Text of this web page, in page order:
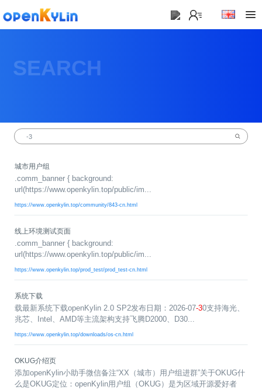
>
>
统
下
镜
像
站
用
像
下
载
>
>
关
于
区
社
介
社
区
交
流
社
区
架
构
字
板
行
为
>
社
区
会
社
区
会
员
高
校
区
L
A
签
S
G
中
心
S
G
介
绍
>
用
户
组
>
动
态
>
动
态
动
态
社
区
月
刊
活
动
历
>
活
会
员
沙
龙
高
校
龙
发
者
大
大
研
究
大
麒
麟
杯
>
交
流
区
论
坛
>
大
会
>
学
习
>
学
在
线
课
程
文
档
心
人
认
证
区
才
认
证
>
开
规
开
发
打
规
范
>
平
台
件
包
编
>
源
码
支
>
支
持
容
适
配
>
协
议
SEARCH
城市用户组
.comm_banner { background:
url(https://www.openkylin.top/public/im...
https://www.openkylin.top/community/843-cn.html
线上环境测试页面
.comm_banner { background:
url(https://www.openkylin.top/public/im...
https://www.openkylin.top/prod_test/prod_test-cn.html
系统下载
载最新系统下载openKylin 2.0 SP2发布日期：2026-07-30支持海光、
兆芯、Intel、AMD等主流架构支持飞腾D2000、D30...
https://www.openkylin.top/downloads/os-cn.html
OKUG介绍页
添加openKylin小助手微信备注“XX（城市）用户组进群”关于OKUG什
么是OKUG定位：openKylin用户组（OKUG）是为区域开源爱好者